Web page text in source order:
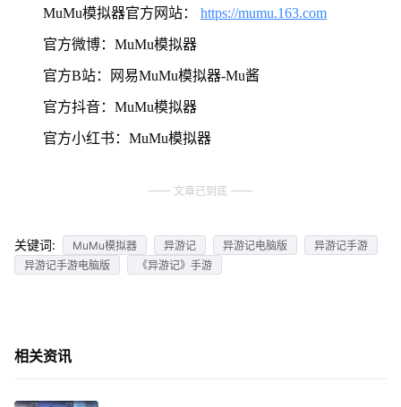
MuMu模拟器官方网站： https://mumu.163.com
官方微博：MuMu模拟器
官方B站：网易MuMu模拟器-Mu酱
官方抖音：MuMu模拟器
官方小红书：MuMu模拟器
文章已到底
关键词: MuMu模拟器 异游记 异游记电脑版
异游记手游
异游记手游电脑版
《异游记》手游
相关资讯